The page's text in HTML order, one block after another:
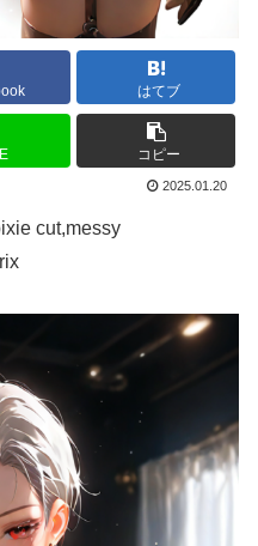
はてブ
コピー
2025.01.20
cut,messy